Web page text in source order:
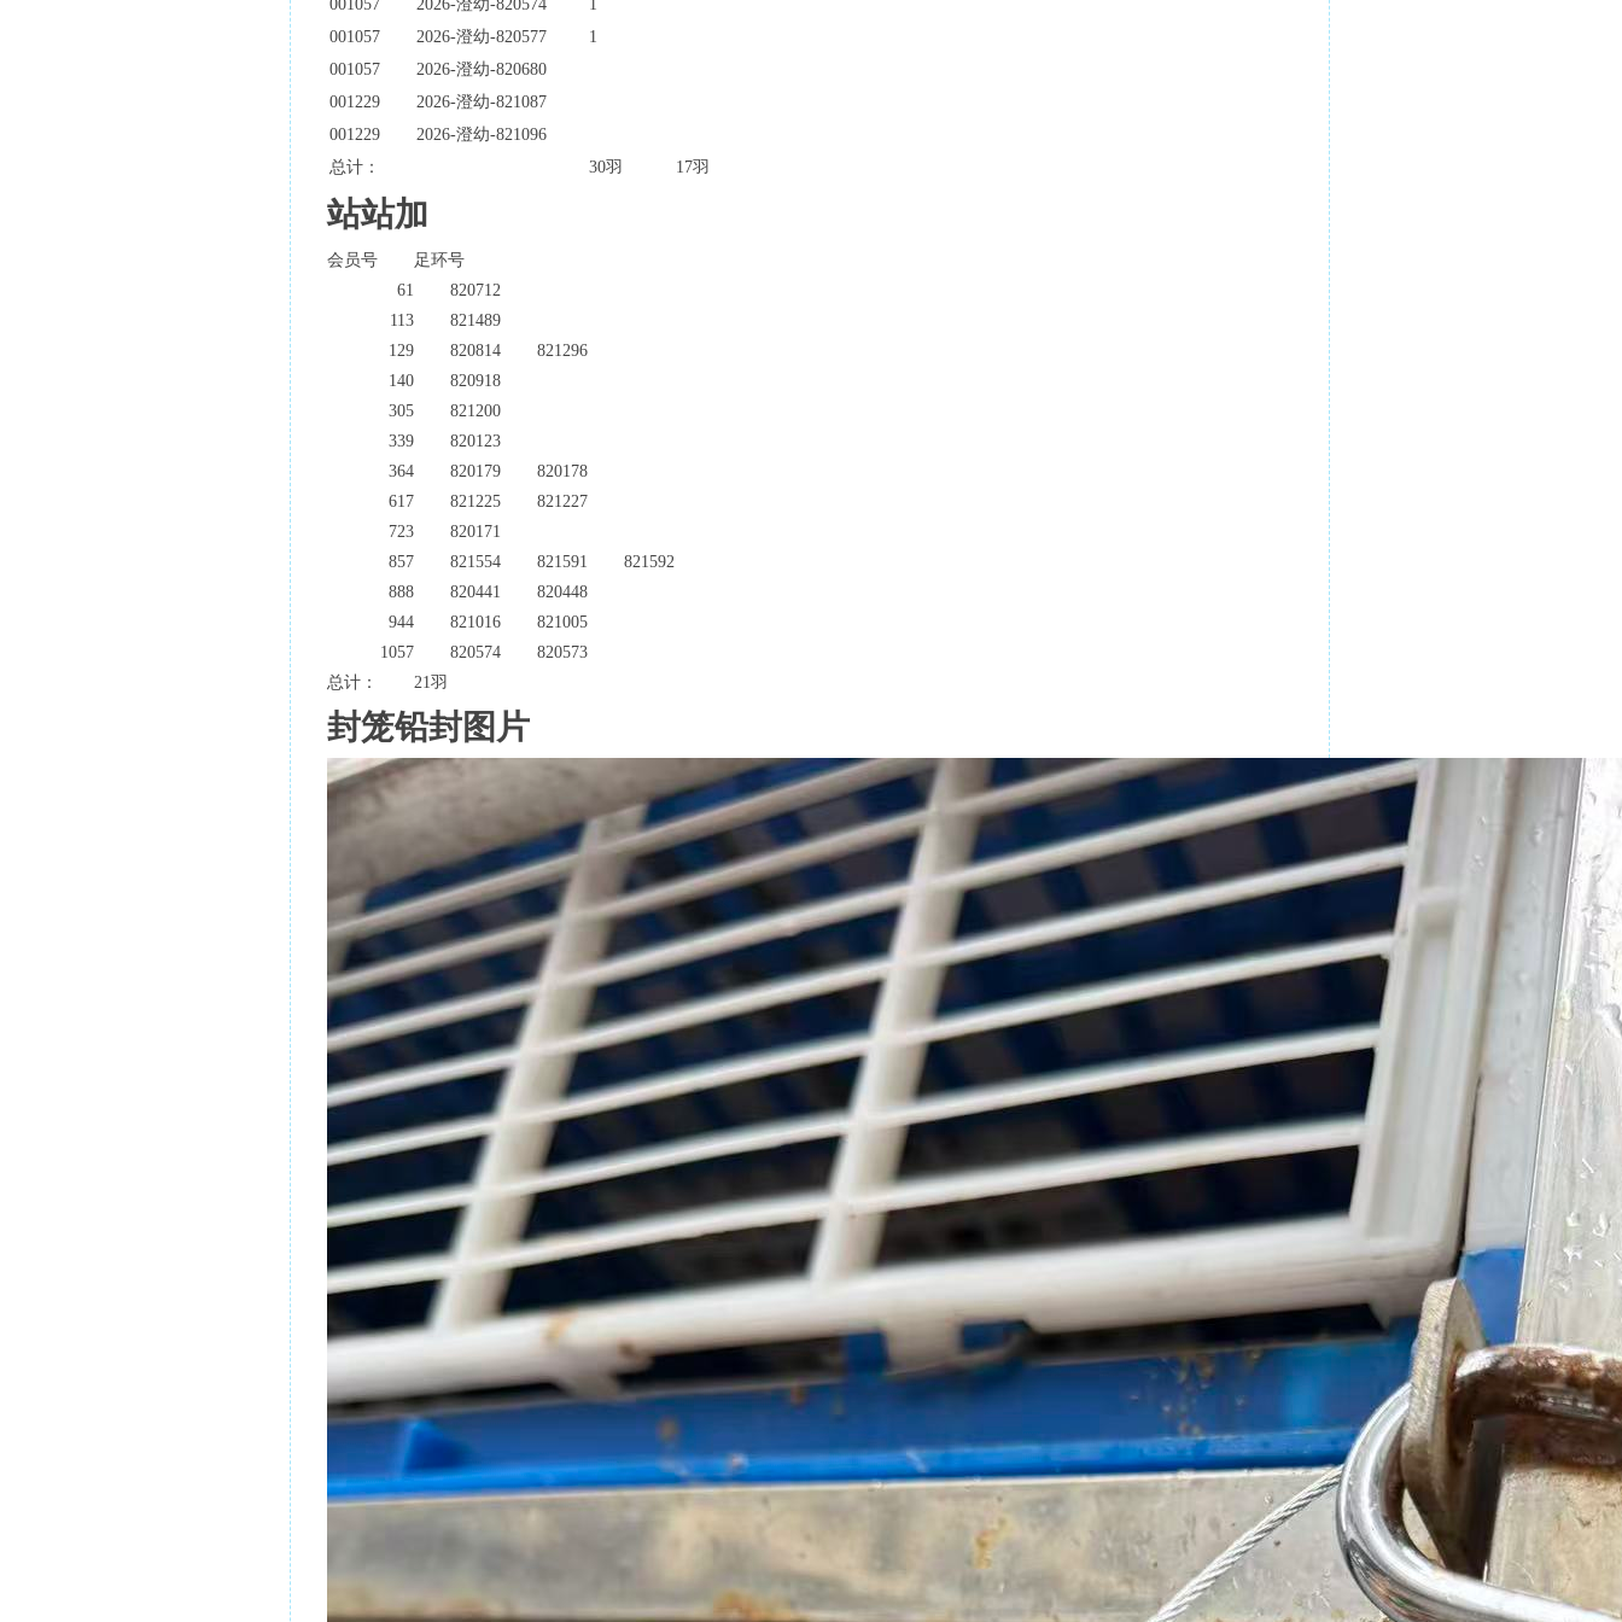
001057
2026-澄幼-820574
1
001057
2026-澄幼-820577
1
001057
2026-澄幼-820680
001229
2026-澄幼-821087
001229
2026-澄幼-821096
总计：
30羽 17羽
站站加
会员号
足环号
61
820712
113
821489
129
820814
821296
140
820918
305
821200
339
820123
364
820179
820178
617
821225
821227
723
820171
857
821554 821591
821592
888
820441
820448
944
821016
821005
1057
820574
820573
总计：
21羽
封笼铅封图片